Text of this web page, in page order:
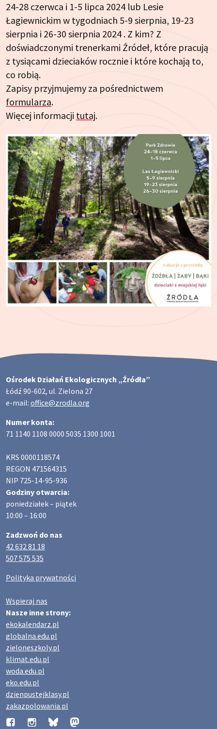
24-28 czerwca i 1-5 lipca 2024 lub Lesie
Łagiewnickim w tygodniach 5-9 sierpnia, 19-23
sierpnia i 26-30 sierpnia 2024 . Z kim? Z
doświadczonymi trenerkami Źródeł, które pracują
z tysiącami dzieciaków rocznie i które kochają to,
co robią.
Zapisy przyjmujemy za pośrednictwem
formularza.
Więcej informacji tutaj.
Ośrodek Działań Ekologicznych „Źródła”
Łódź 90-602, ul. Zielona 27
e-mail: office@zrodla.org
Numer konta:
71 1140 1108 0000 5035 1300 1001
KRS 0000118574
REGON 471564315
NIP 725-14-95-936
Godziny otwarcia:
poniedziałek – piątek
10:00 – 16:00
Zadzwoń do nas
42 632 81 18
507 575 535
Polityka prywatności
Wspieraj nas
Nasze inne strony:
ekokalendarz.pl
globalna.edu.pl
zieloneszkoly.pl
klimat.edu.pl
woda.edu.pl
eko.edu.pl
dzienpustejklasy.pl
zakazpolowania.pl